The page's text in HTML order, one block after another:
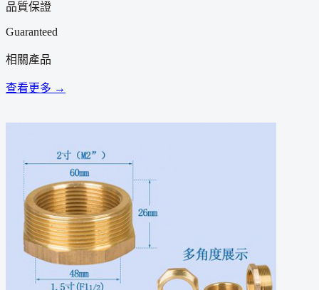
品質保證
Guaranteed
相關產品
查看更多 →